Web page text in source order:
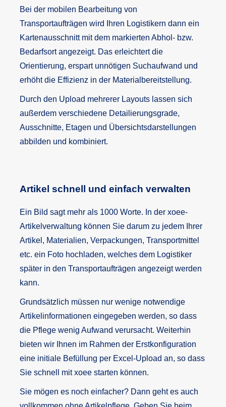
Bei der mobilen Bearbeitung von
Transportaufträgen wird Ihren Logistikern dann ein
Kartenausschnitt mit dem markierten Abhol- bzw.
Bedarfsort angezeigt. Das erleichtert die
Orientierung, erspart unnötigen Suchaufwand und
erhöht die Effizienz in der Materialbereitstellung.
Durch den Upload mehrerer Layouts lassen sich
außerdem verschiedene Detailierungsgrade,
Ausschnitte, Etagen und Übersichtsdarstellungen
abbilden und kombiniert.
Artikel schnell und einfach verwalten
Ein Bild sagt mehr als 1000 Worte. In der xoee-
Artikelverwaltung können Sie darum zu jedem Ihrer
Artikel, Materialien, Verpackungen, Transportmittel
etc. ein Foto hochladen, welches dem Logistiker
später in den Transportaufträgen angezeigt werden
kann.
Grundsätzlich müssen nur wenige notwendige
Artikelinformationen eingegeben werden, so dass
die Pflege wenig Aufwand verursacht. Weiterhin
bieten wir Ihnen im Rahmen der Erstkonfiguration
eine initiale Befüllung per Excel-Upload an, so dass
Sie schnell mit xoee starten können.
Sie mögen es noch einfacher? Dann geht es auch